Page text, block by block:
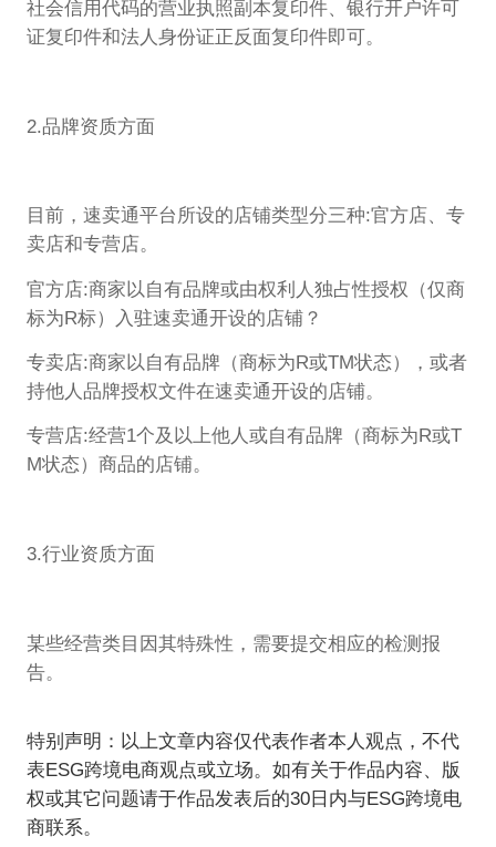
社会信用代码的营业执照副本复印件、银行开户许可
证复印件和法人身份证正反面复印件即可。
2.品牌资质方面
目前，速卖通平台所设的店铺类型分三种:官方店、专
卖店和专营店。
官方店:商家以自有品牌或由权利人独占性授权（仅商
标为R标）入驻速卖通开设的店铺？
专卖店:商家以自有品牌（商标为R或TM状态），或者
持他人品牌授权文件在速卖通开设的店铺。
专营店:经营1个及以上他人或自有品牌（商标为R或T
M状态）商品的店铺。
3.行业资质方面
某些经营类目因其特殊性，需要提交相应的检测报
告。
特别声明：以上文章内容仅代表作者本人观点，不代
表ESG跨境电商观点或立场。如有关于作品内容、版
权或其它问题请于作品发表后的30日内与ESG跨境电
商联系。